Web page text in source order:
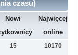
czasu)
Nowi
Najwięcej
online
15 10170